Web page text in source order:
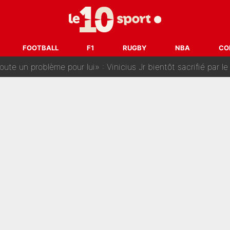
FOOTBALL F1 RUGBY NBA
avec Paul Seixas : Voilà ce qui bloque le transfert d’un
: Sa femme vend la mèche sur les réseaux sociaux
un problème pour lui» : Vinicius Jr bientôt sacrifié par le